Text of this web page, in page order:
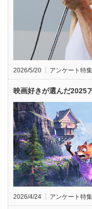
2026/5/20 アンケート特集
映画好きが選んだ2025
2026/4/24 アンケート特集